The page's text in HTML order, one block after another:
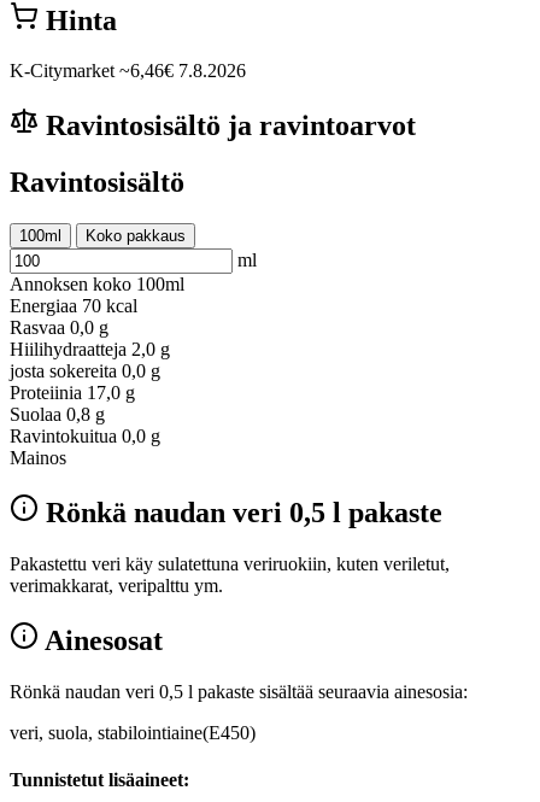
Hinta
K-Citymarket ~6,46€ 7.8.2026
Ravintosisältö ja ravintoarvot
Ravintosisältö
100ml Koko pakkaus
ml
Annoksen koko 100ml
Energiaa 70 kcal
Rasvaa 0,0 g
Hiilihydraatteja 2,0 g
josta sokereita 0,0 g
Proteiinia 17,0 g
Suolaa 0,8 g
Ravintokuitua 0,0 g
Mainos
Rönkä naudan veri 0,5 l pakaste
Pakastettu veri käy sulatettuna veriruokiin, kuten veriletut,
verimakkarat, veripalttu ym.
Ainesosat
Rönkä naudan veri 0,5 l pakaste sisältää seuraavia ainesosia:
veri, suola, stabilointiaine(E450)
Tunnistetut lisäaineet: